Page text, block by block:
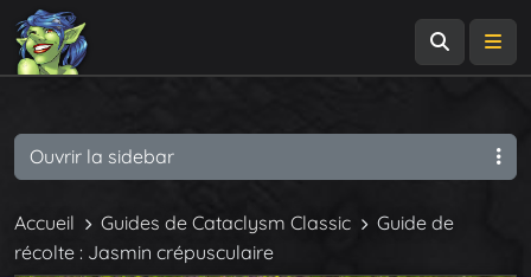
Accueil Guides de Cataclysm Classic
Guide de
récolte : Jasmin crépusculaire
Ouvrir la sidebar